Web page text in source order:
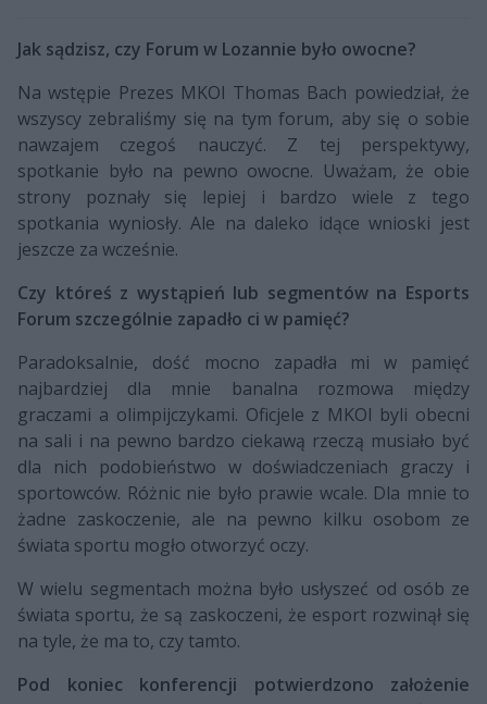
Jak sądzisz, czy Forum w Lozannie było owocne?
Na wstępie Prezes MKOl Thomas Bach powiedział, że
wszyscy zebraliśmy się na tym forum, aby się o sobie
nawzajem czegoś nauczyć. Z tej perspektywy,
spotkanie było na pewno owocne. Uważam, że obie
strony poznały się lepiej i bardzo wiele z tego
spotkania wyniosły. Ale na daleko idące wnioski jest
jeszcze za wcześnie.
Czy któreś z wystąpień lub segmentów na Esports
Forum szczególnie zapadło ci w pamięć?
Paradoksalnie, dość mocno zapadła mi w pamięć
najbardziej dla mnie banalna rozmowa między
graczami a olimpijczykami. Oficjele z MKOl byli obecni
na sali i na pewno bardzo ciekawą rzeczą musiało być
dla nich podobieństwo w doświadczeniach graczy i
sportowców. Różnic nie było prawie wcale. Dla mnie to
żadne zaskoczenie, ale na pewno kilku osobom ze
świata sportu mogło otworzyć oczy.
W wielu segmentach można było usłyszeć od osób ze
świata sportu, że są zaskoczeni, że esport rozwinął się
na tyle, że ma to, czy tamto.
Pod koniec konferencji potwierdzono założenie